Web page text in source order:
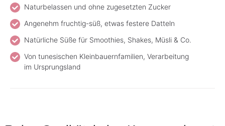
Naturbelassen und ohne zugesetzten Zucker
Angenehm fruchtig-süß, etwas festere Datteln
Natürliche Süße für Smoothies, Shakes, Müsli & Co.
Von tunesischen Kleinbauernfamilien, Verarbeitung
im Ursprungsland